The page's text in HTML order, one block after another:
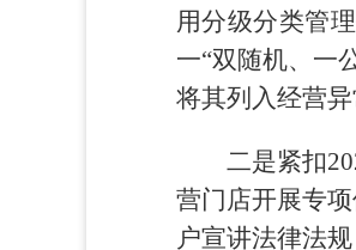
用分级分类管
一“双随机、一
将其列入经营异
二是紧扣
营门店开展专
户宣讲法律法